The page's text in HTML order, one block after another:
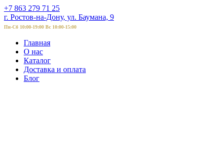
+7 863 279 71 25
г. Ростов-на-Дону, ул. Баумана, 9
Пн-Сб 10:00-19:00 Вс 10:00-15:00
Главная
О нас
Каталог
Доставка и оплата
Блог